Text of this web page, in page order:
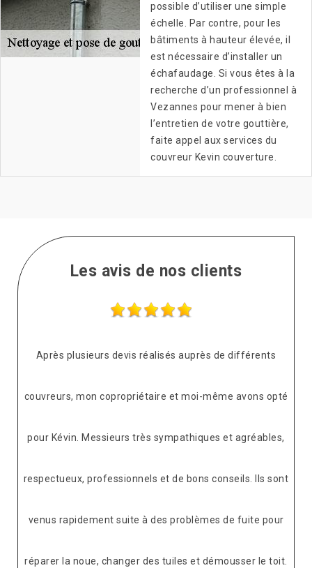
possible d’utiliser une simple
échelle. Par contre, pour les
bâtiments à hauteur élevée, il
est nécessaire d’installer un
échafaudage. Si vous êtes à la
recherche d’un professionnel à
Vezannes pour mener à bien
l’entretien de votre gouttière,
faite appel aux services du
couvreur Kevin couverture.
Les avis de nos clients
Après plusieurs devis réalisés auprès de différents
couvreurs, mon copropriétaire et moi-même avons opté
pour Kévin. Messieurs très sympathiques et agréables,
respectueux, professionnels et de bons conseils. Ils sont
venus rapidement suite à des problèmes de fuite pour
réparer la noue, changer des tuiles et démousser le toit.